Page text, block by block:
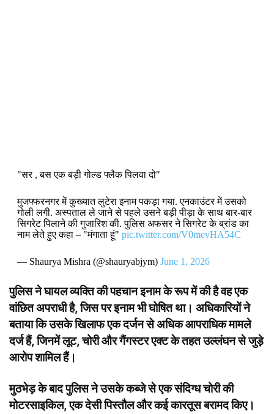
"सर , बस एक बड़ी गोल्ड फ्लैक पिलवा दो"
मुजफ्फरनगर में कुख्यात लुटेरा इनाम पकड़ा गया. एनकाउंटर में उसको
गोली लगी. अस्पताल ले जाने से पहले उसने बड़ी पीड़ा के साथ बार-बार
सिगरेट पिलाने की गुजारिश की. पुलिस अफसर ने सिगरेट के ब्रांड का
नाम लेते हुए कहा – "मंगाता हूं" pic.twitter.com/V0mevHA54C
— Shaurya Mishra (@shauryabjym) June 1, 2026
पुलिस ने घायल व्यक्ति की पहचान इनाम के रूप में की है वह एक
वांछित अपराधी है, जिस पर इनाम भी घोषित था। अधिकारियों ने
बताया कि उसके खिलाफ एक दर्जन से अधिक आपराधिक मामले
दर्ज हैं, जिनमें लूट, चोरी और गैंगस्टर एक्ट के तहत उल्लंघन से जुड़े
आरोप शामिल हैं।
मुठभेड़ के बाद पुलिस ने उसके कब्जे से एक संदिग्ध चोरी की
मोटरसाइकिल, एक देसी पिस्तौल और कई कारतूस बरामद किए।